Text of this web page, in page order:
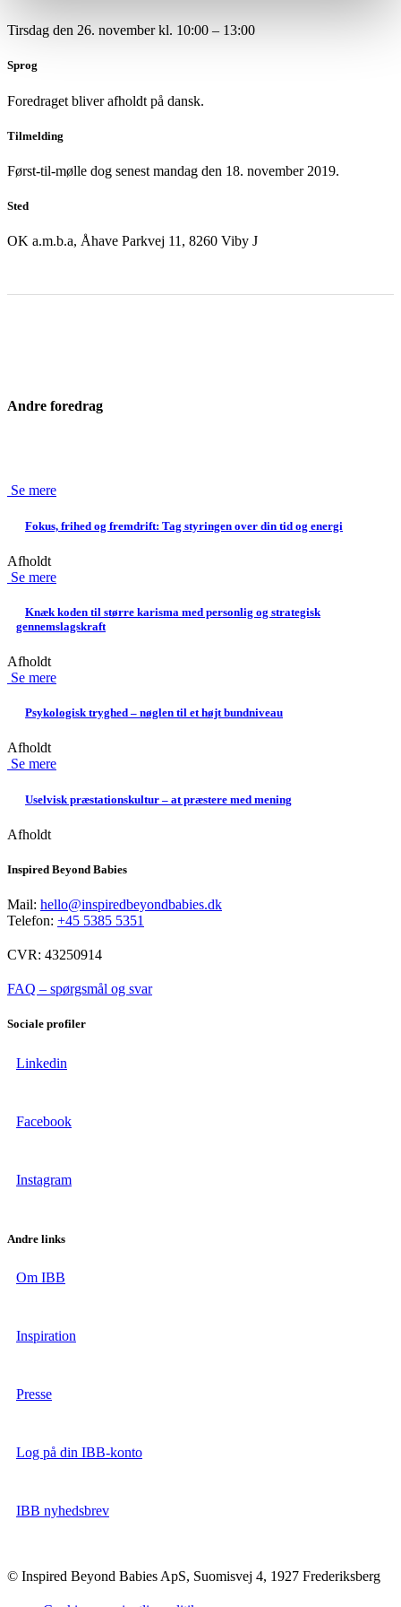
Tirsdag den 26. november kl. 10:00 – 13:00
Sprog
Foredraget bliver afholdt på dansk.
Tilmelding
Først-til-mølle dog senest mandag den 18. november 2019.
Sted
OK a.m.b.a, Åhave Parkvej 11, 8260 Viby J
Andre foredrag
Se mere
Fokus, frihed og fremdrift: Tag styringen over din tid og energi
Afholdt
Se mere
Knæk koden til større karisma med personlig og strategisk
gennemslagskraft
Afholdt
Se mere
Psykologisk tryghed – nøglen til et højt bundniveau
Afholdt
Se mere
Uselvisk præstationskultur – at præstere med mening
Afholdt
Inspired Beyond Babies
Mail: hello@inspiredbeyondbabies.dk
Telefon: +45 5385 5351
CVR: 43250914
FAQ – spørgsmål og svar
Sociale profiler
Linkedin
Facebook
Instagram
Andre links
Om IBB
Inspiration
Presse
Log på din IBB-konto
IBB nyhedsbrev
© Inspired Beyond Babies ApS, Suomisvej 4, 1927 Frederiksberg